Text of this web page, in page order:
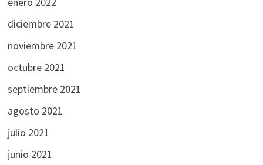
diciembre 2021
noviembre 2021
octubre 2021
septiembre 2021
agosto 2021
julio 2021
junio 2021